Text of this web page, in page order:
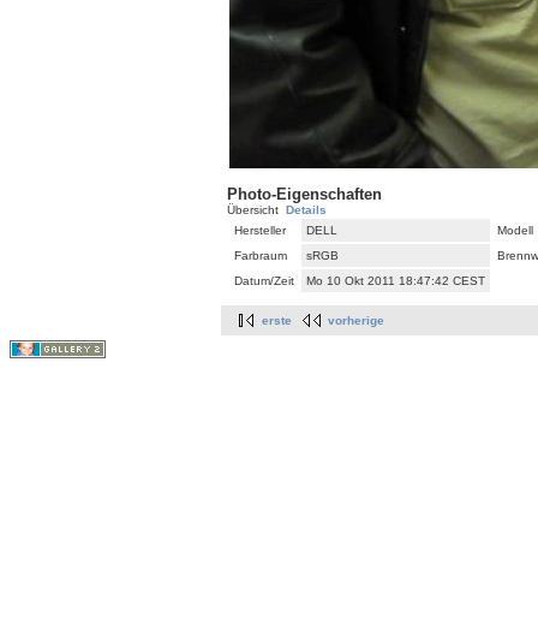
Photo-Eigenschaften
Übersicht Details
Hersteller
DELL
Modell
Farbraum
sRGB
Datum/Zeit
Mo 10 Okt 2011 18:47:42 CEST
erste vorherige